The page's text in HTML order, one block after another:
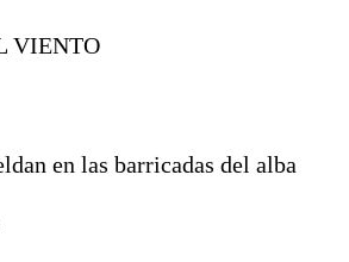
VIENTO
en las barricadas del alba